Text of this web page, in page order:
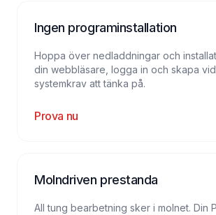
Ingen programinstallation
Hoppa över nedladdningar och
din webbläsare, logga in och skapa
systemkrav att tänka på.
Prova nu
Molndriven prestanda
All tung bearbetning sker i molnet. Din